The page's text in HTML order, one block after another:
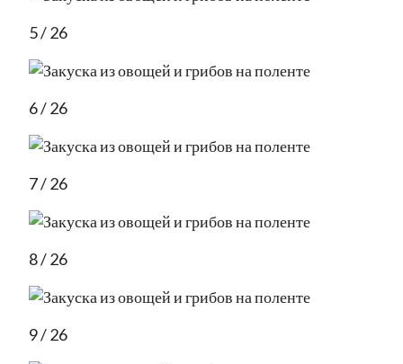
5 / 26
6 / 26
7 / 26
8 / 26
9 / 26